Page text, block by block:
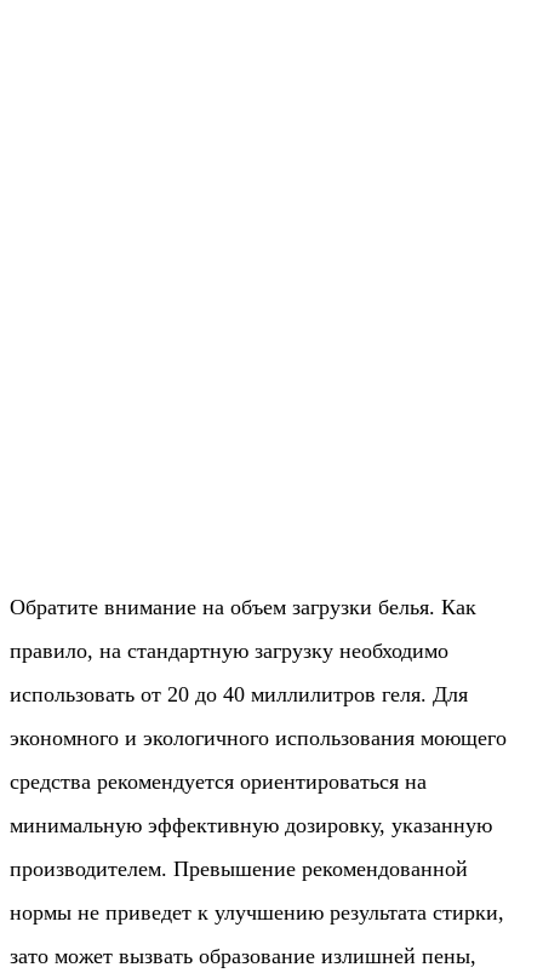
Обратите внимание на объем загрузки белья. Как
правило, на стандартную загрузку необходимо
использовать от 20 до 40 миллилитров геля. Для
экономного и экологичного использования моющего
средства рекомендуется ориентироваться на
минимальную эффективную дозировку, указанную
производителем. Превышение рекомендованной
нормы не приведет к улучшению результата стирки,
зато может вызвать образование излишней пены,